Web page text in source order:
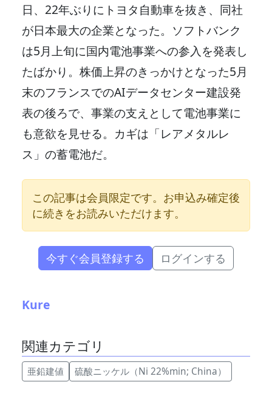
日、22年ぶりにトヨタ自動車を抜き、同社
が日本最大の企業となった。ソフトバンク
は5月上旬に国内電池事業への参入を発表し
たばかり。株価上昇のきっかけとなった5月
末のフランスでのAIデータセンター建設発
表の後ろで、事業の支えとして電池事業に
も意欲を見せる。カギは「レアメタルレ
ス」の蓄電池だ。
この記事は会員限定です。お申込み確定後
に続きをお読みいただけます。
今すぐ会員登録する ログインする
Kure
関連カテゴリ
亜鉛建値 硫酸ニッケル（Ni 22%min; China）